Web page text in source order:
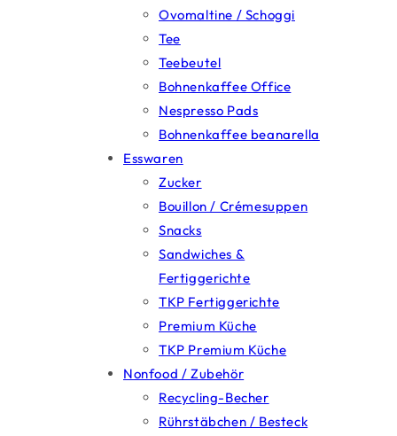
Ovomaltine / Schoggi
Tee
Teebeutel
Bohnenkaffee Office
Nespresso Pads
Bohnenkaffee beanarella
Esswaren
Zucker
Bouillon / Crémesuppen
Snacks
Sandwiches &
Fertiggerichte
TKP Fertiggerichte
Premium Küche
TKP Premium Küche
Nonfood / Zubehör
Recycling-Becher
Rührstäbchen / Besteck